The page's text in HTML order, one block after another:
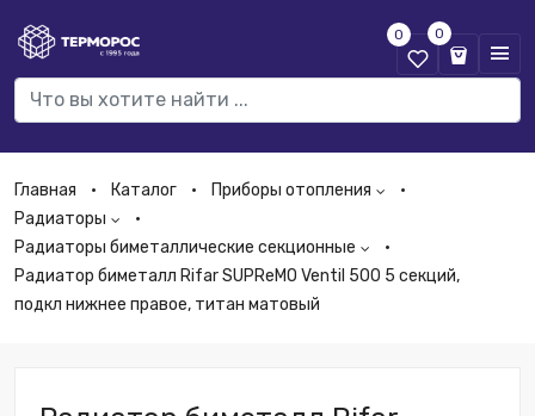
0 0
Главная Каталог
Приборы отопления
Радиаторы
Радиаторы биметаллические секционные
Радиатор биметалл Rifar SUPReMO Ventil 500 5 секций,
подкл нижнее правое, титан матовый